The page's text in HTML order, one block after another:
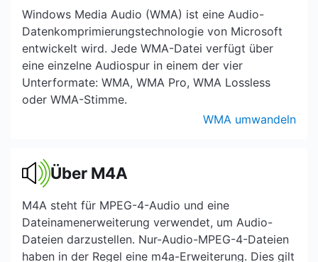
Windows Media Audio (WMA) ist eine Audio-
Datenkomprimierungstechnologie von Microsoft
entwickelt wird. Jede WMA-Datei verfügt über
eine einzelne Audiospur in einem der vier
Unterformate: WMA, WMA Pro, WMA Lossless
oder WMA-Stimme.
WMA umwandeln
Über M4A
M4A steht für MPEG-4-Audio und eine
Dateinamenerweiterung verwendet, um Audio-
Dateien darzustellen. Nur-Audio-MPEG-4-Dateien
haben in der Regel eine m4a-Erweiterung. Dies gilt